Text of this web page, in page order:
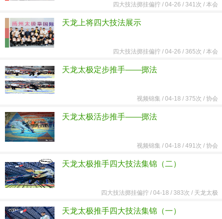
四大技法掷挂偏拧 / 04-26 / 341次 / 本会
天龙上将四大技法展示
四大技法掷挂偏拧 / 04-26 / 365次 / 本会
天龙太极定步推手——掷法
视频锦集 / 04-18 / 375次 / 协会
天龙太极活步推手——掷法
视频锦集 / 04-18 / 491次 / 协会
天龙太极推手四大技法集锦（二）
四大技法掷挂偏拧 / 04-18 / 383次 / 天龙太极
天龙太极推手四大技法集锦（一）